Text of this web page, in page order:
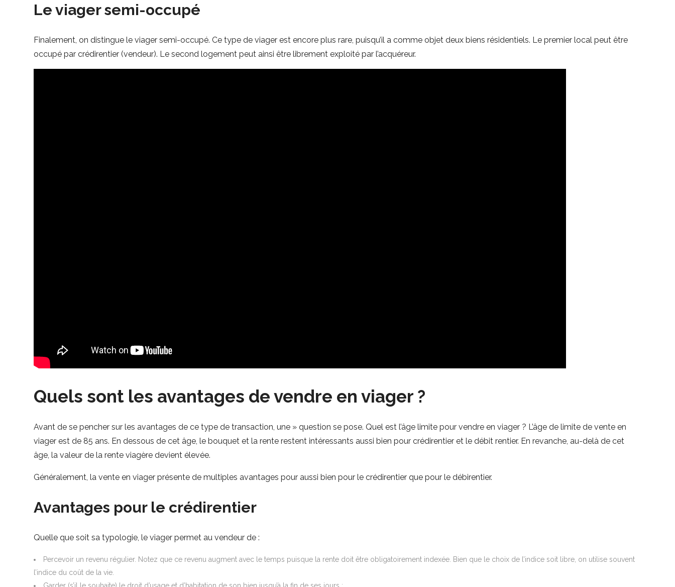
Le viager semi-occupé
Finalement, on distingue le viager semi-occupé. Ce type de viager est encore plus rare, puisqu’il a comme objet deux biens résidentiels. Le premier local peut être
occupé par crédirentier (vendeur). Le second logement peut ainsi être librement exploité par l’acquéreur.
Quels sont les avantages de vendre en viager ?
Avant de se pencher sur les avantages de ce type de transaction, une » question se pose. Quel est l’âge limite pour vendre en viager ? L’âge de limite de vente en
viager est de 85 ans. En dessous de cet âge, le bouquet et la rente restent intéressants aussi bien pour crédirentier et le débit rentier. En revanche, au-delà de cet
âge, la valeur de la rente viagère devient élevée.
Généralement, la vente en viager présente de multiples avantages pour aussi bien pour le crédirentier que pour le débirentier.
Avantages pour le crédirentier
Quelle que soit sa typologie, le viager permet au vendeur de :
Percevoir un revenu régulier. Notez que ce revenu augment avec le temps puisque la rente doit être obligatoirement indexée. Bien que le choix de l’indice soit libre, on utilise souvent
l’indice du coût de la vie.